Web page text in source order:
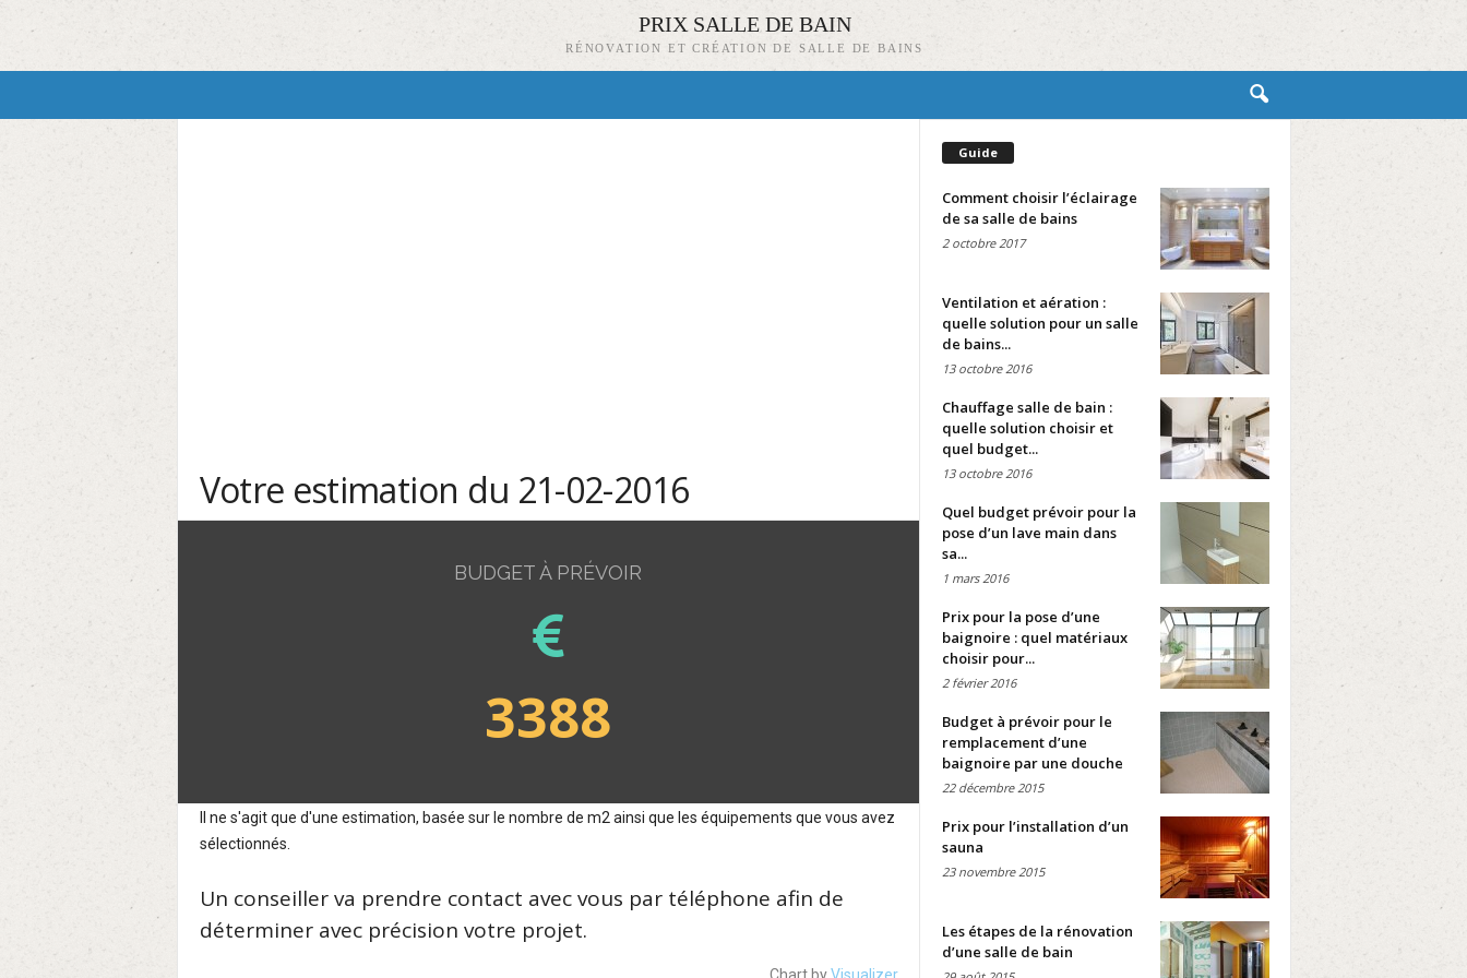
PRIX SALLE DE BAIN
RÉNOVATION ET CRÉATION DE SALLE DE BAINS
Votre estimation du 21-02-2016
BUDGET À PRÉVOIR
3388
Il ne s'agit que d'une estimation, basée sur le nombre de m2 ainsi que les équipements que vous avez
sélectionnés.
Un conseiller va prendre contact avec vous par téléphone afin de
déterminer avec précision votre projet.
Chart byVisualizer
Guide
Comment choisir l’éclairage
de sa salle de bains
2 octobre 2017
Ventilation et aération :
quelle solution pour un salle
de bains...
13 octobre 2016
Chauffage salle de bain :
quelle solution choisir et
quel budget...
13 octobre 2016
Quel budget prévoir pour la
pose d’un lave main dans
sa...
1 mars 2016
Prix pour la pose d’une
baignoire : quel matériaux
choisir pour...
2 février 2016
Budget à prévoir pour le
remplacement d’une
baignoire par une douche
22 décembre 2015
Prix pour l’installation d’un
sauna
23 novembre 2015
Les étapes de la rénovation
d’une salle de bain